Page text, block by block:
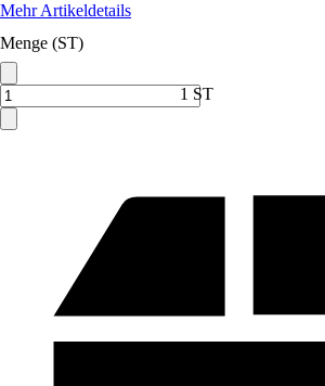
Mehr Artikeldetails
Menge (ST)
1 ST